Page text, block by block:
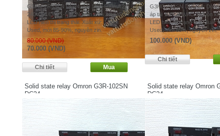
G3FM-2R5SLN DC24. Tải 1mA-500mA 24-
240V AC/DC, 1-NO. Nguồn kích 24VDC,
LED hiển thị trạng thái. Xuất xứ: Japan.
Used, mới 85-90%, nguyên zin.
80.000 (VND)
70.000 (VND)
G3HD-203SN DC5-24.
áp tải 100-240VAC. Nguồn
LED hiển thị trạng thái. Xuất
Used, mới 85%, nguyên zin.
100.000 (VND)
Solid state relay Omron G3R-102SN
DC24
Solid state relay Omron
DC24